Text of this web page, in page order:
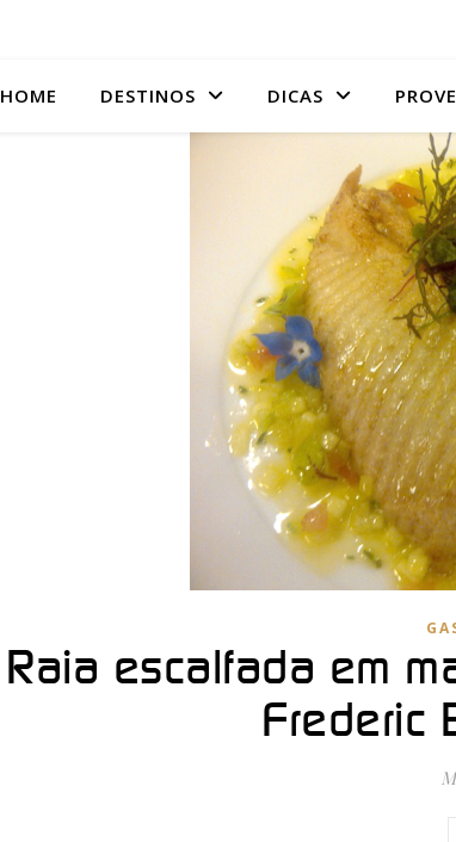
HOME DESTINOS DICAS
Raia escalfada em
Frederic